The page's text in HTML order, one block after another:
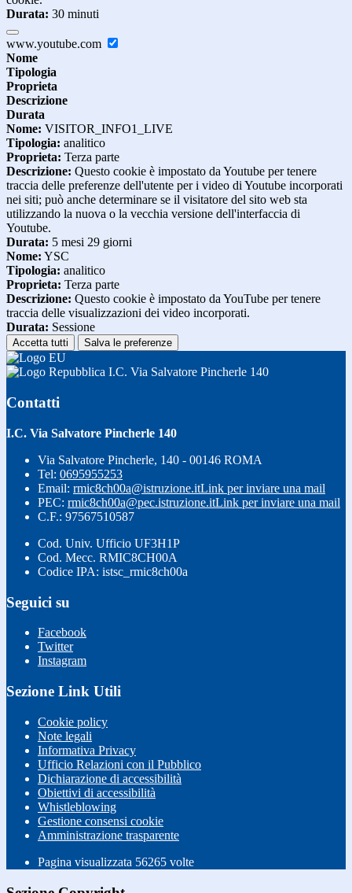
Durata: 30 minuti
www.youtube.com
Nome
Tipologia
Proprieta
Descrizione
Durata
Nome: VISITOR_INFO1_LIVE
Tipologia: analitico
Proprieta: Terza parte
Descrizione: Questo cookie è impostato da Youtube per tenere
traccia delle preferenze dell'utente per i video di Youtube incorporati
nei siti; può anche determinare se il visitatore del sito web sta
utilizzando la nuova o la vecchia versione dell'interfaccia di
Youtube.
Durata: 5 mesi 29 giorni
Nome: YSC
Tipologia: analitico
Proprieta: Terza parte
Descrizione: Questo cookie è impostato da YouTube per tenere
traccia delle visualizzazioni dei video incorporati.
Durata: Sessione
Accetta tutti Salva le preferenze
I.C. Via Salvatore Pincherle 140
Contatti
I.C. Via Salvatore Pincherle 140
Via Salvatore Pincherle, 140 - 00146 ROMA
Tel: 0695955253
Email: rmic8ch00a@istruzione.itLink per inviare una mail
PEC: rmic8ch00a@pec.istruzione.itLink per inviare una mail
C.F.: 97567510587
Cod. Univ. Ufficio UF3H1P
Cod. Mecc. RMIC8CH00A
Codice IPA: istsc_rmic8ch00a
Seguici su
Facebook
Twitter
Instagram
Sezione Link Utili
Cookie policy
Note legali
Informativa Privacy
Ufficio Relazioni con il Pubblico
Dichiarazione di accessibilità
Obiettivi di accessibilità
Whistleblowing
Gestione consensi cookie
Amministrazione trasparente
Pagina visualizzata 56265 volte